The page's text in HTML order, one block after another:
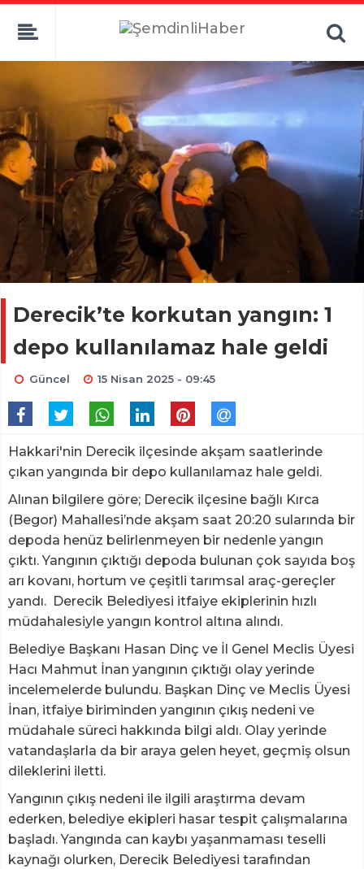
Derecik’te korkutan yangın: 1
depo kullanılamaz hale geldi
Güncel 15 Nisan 2025 - 09:45
Hakkari'nin Derecik ilçesinde akşam saatlerinde
çıkan yangında bir depo kullanılamaz hale geldi.
Alınan bilgilere göre; Derecik ilçesine bağlı Kırca
(Begor) Mahallesi’nde akşam saat 20:20 sularında bir
depoda henüz belirlenmeyen bir nedenle yangın
çıktı. Yangının çıktığı depoda bulunan çok sayıda boş
arı kovanı, hortum ve çeşitli tarımsal araç-gereçler
yandı. Derecik Belediyesi itfaiye ekiplerinin hızlı
müdahalesiyle yangın kontrol altına alındı.
Belediye Başkanı Hasan Dinç ve İl Genel Meclis Üyesi
Hacı Mahmut İnan yangının çıktığı olay yerinde
incelemelerde bulundu. Başkan Dinç ve Meclis Üyesi
İnan, itfaiye biriminden yangının çıkış nedeni ve
müdahale süreci hakkında bilgi aldı. Olay yerinde
vatandaşlarla da bir araya gelen heyet, geçmiş olsun
dileklerini iletti.
Yangının çıkış nedeni ile ilgili araştırma devam
ederken, belediye ekipleri hasar tespit çalışmalarına
başladı. Yangında can kaybı yaşanmaması teselli
kaynağı olurken, Derecik Belediyesi tarafından